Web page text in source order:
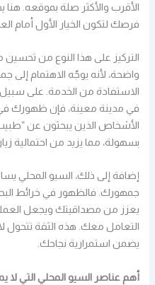
الأقرب والأكثر صلة بموقعه.
فرصك لتكون الخيار الأول أمام
التركيز على هذا النوع من
واضحة، لأنه يوجّه الاهتمام إلى
الاستفادة من الخدمة. على سبيل
في مدينة معينة، فإن ظهورك في
الأشخاص الذين يبحثون عن
بسهولة، مما يزيد من احتمالية
إضافة إلى ذلك، السيو المحلي
جمهورك. فالظهور في خرائط
يعزز من مصداقيتك ويجعل
التعامل معك. هذه الثقة تتحول
يضمن استمرارية نجاحك.
أهم عناصر السيو المحلي التي لا